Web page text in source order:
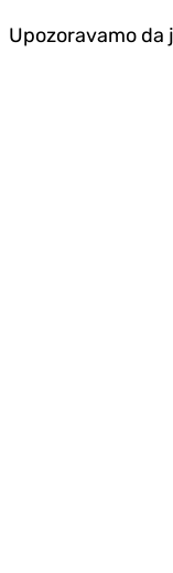
Upozoravamo da